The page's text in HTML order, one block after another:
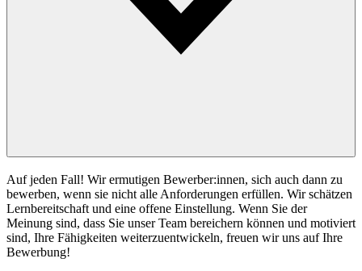
Auf jeden Fall! Wir ermutigen Bewerber:innen, sich auch dann zu
bewerben, wenn sie nicht alle Anforderungen erfüllen. Wir schätzen
Lernbereitschaft und eine offene Einstellung. Wenn Sie der
Meinung sind, dass Sie unser Team bereichern können und motiviert
sind, Ihre Fähigkeiten weiterzuentwickeln, freuen wir uns auf Ihre
Bewerbung!